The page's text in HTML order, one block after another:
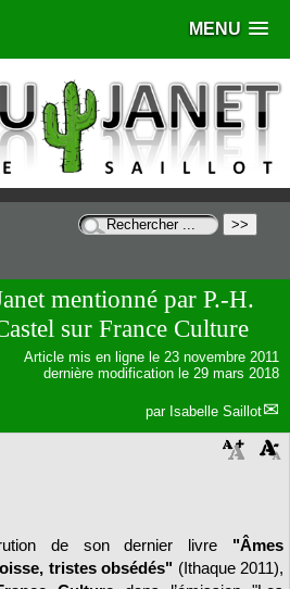
MENU
mentionné par P.-H.
sur France Culture
Article mis en ligne le 23 novembre 2011
dernière modification le 29 mars 2018
par Isabelle Saillot
de son dernier livre "Âmes
tristes obsédés" (Ithaque 2011),